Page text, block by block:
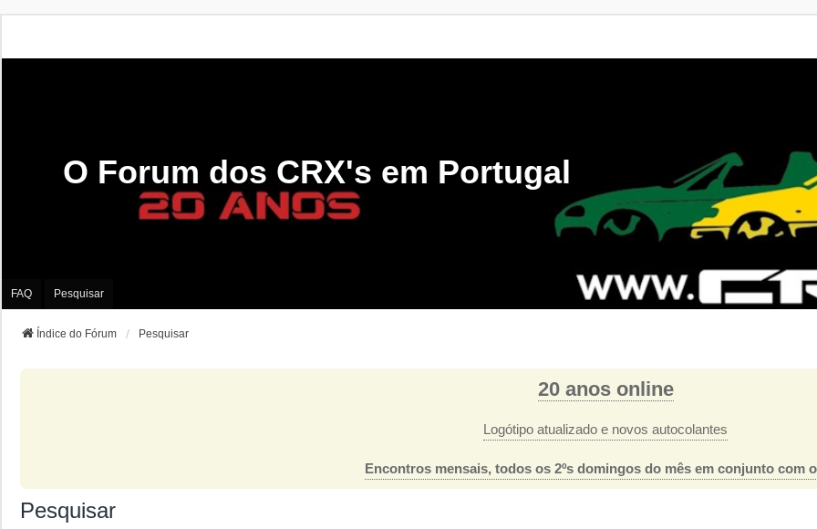
O Forum dos CRX's em Portugal
FAQ Pesquisar
Índice do Fórum Pesquisar
20 anos online
Logótipo atualizado e novos autocolantes
Encontros mensais, todos os 2ºs domingos do mês em conjunto com
Pesquisar